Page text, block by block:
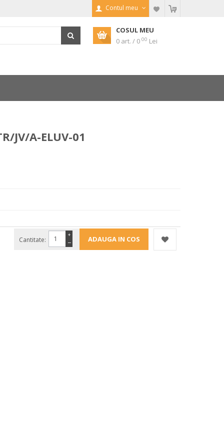
Contul meu
COSUL MEU
0 art. / 0 00 Lei
JV/A-ELUV-01
Cantitate: −
+